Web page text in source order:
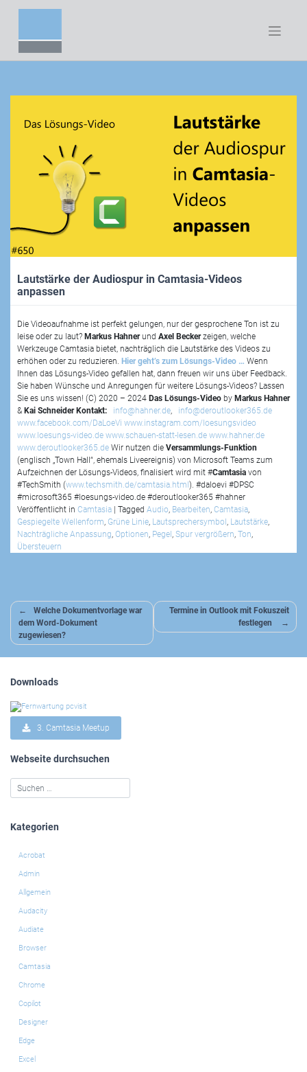
Lautstärke der Audiospur in Camtasia-Videos
anpassen
Die Videoaufnahme ist perfekt gelungen, nur der gesprochene Ton ist zu
leise oder zu laut? Markus Hahnerund Axel Beckerzeigen, welche
Werkzeuge Camtasia bietet, nachträglich die Lautstärke des Videos zu
erhöhen oder zu reduzieren. Hier geht’s zum Lösungs-Video … Wenn
Ihnen das Lösungs-Video gefallen hat, dann freuen wir uns über Feedback.
Sie haben Wünsche und Anregungen für weitere Lösungs-Videos? Lassen
Sie es uns wissen! (C) 2020 – 2024 Das Lösungs-Video by Markus Hahner
& Kai Schneider Kontakt: info@hahner.de, info@deroutlooker365.de
www.facebook.com/DaLoeVi www.instagram.com/loesungsvideo
www.loesungs-video.de www.schauen-statt-lesen.de www.hahner.de
www.deroutlooker365.de Wir nutzen die Versammlungs-Funktion
(englisch „Town Hall“, ehemals Liveereignis) von Microsoft Teams zum
Aufzeichnen der Lösungs-Videos, finalisiert wird mit #Camtasia von
#TechSmith (www.techsmith.de/camtasia.html). #daloevi #DPSC
#microsoft365 #loesungs-video.de #deroutlooker365 #hahner
Veröffentlicht in Camtasia | Tagged Audio, Bearbeiten, Camtasia,
Gespiegelte Wellenform, Grüne Linie, Lautsprechersymbol, Lautstärke,
Nachträgliche Anpassung, Optionen, Pegel, Spur vergrößern, Ton,
Übersteuern
Beitragsnavigation
Welche Dokumentvorlage war
dem Word-Dokument
zugewiesen?
Termine in Outlook mit Fokuszeit
festlegen
Downloads
3. Camtasia Meetup
Webseite durchsuchen
Kategorien
Acrobat
Admin
Allgemein
Audacity
Audiate
Browser
Camtasia
Chrome
Copilot
Designer
Edge
Excel